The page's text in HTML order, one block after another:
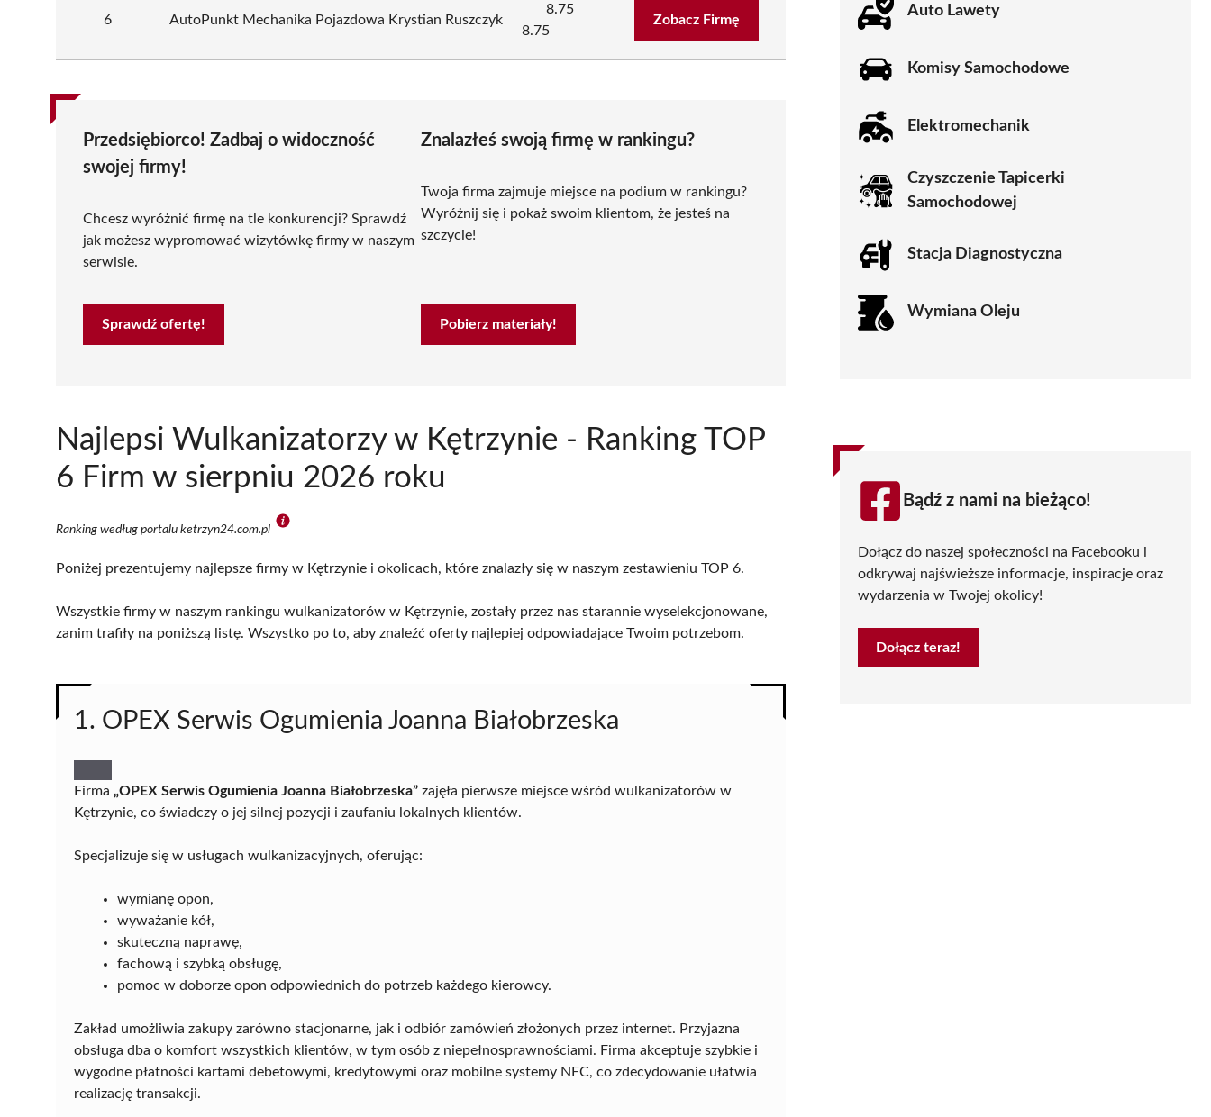
6 AutoPunkt Mechanika Pojazdowa Krystian Ruszczyk
8.75
8.75
Zobacz Firmę
Przedsiębiorco! Zadbaj o widoczność
swojej firmy!
Chcesz wyróżnić firmę na tle konkurencji? Sprawdź
jak możesz wypromować wizytówkę firmy w naszym
serwisie.
Sprawdź ofertę!
Znalazłeś swoją firmę w rankingu?
Twoja firma zajmuje miejsce na podium w rankingu?
Wyróżnij się i pokaż swoim klientom, że jesteś na
szczycie!
Pobierz materiały!
Najlepsi Wulkanizatorzy w Kętrzynie - Ranking TOP
6 Firm w sierpniu 2026 roku
Ranking według portalu ketrzyn24.com.pl
Poniżej prezentujemy najlepsze firmy w Kętrzynie i okolicach, które znalazły się w naszym zestawieniu TOP 6.
Wszystkie firmy w naszym rankingu wulkanizatorów w Kętrzynie, zostały przez nas starannie wyselekcjonowane,
zanim trafiły na poniższą listę. Wszystko po to, aby znaleźć oferty najlepiej odpowiadające Twoim potrzebom.
1. OPEX Serwis Ogumienia Joanna Białobrzeska
Firma „OPEX Serwis Ogumienia Joanna Białobrzeska” zajęła pierwsze miejsce wśród wulkanizatorów w
Kętrzynie, co świadczy o jej silnej pozycji i zaufaniu lokalnych klientów.
Specjalizuje się w usługach wulkanizacyjnych, oferując:
wymianę opon,
wyważanie kół,
skuteczną naprawę,
fachową i szybką obsługę,
pomoc w doborze opon odpowiednich do potrzeb każdego kierowcy.
Zakład umożliwia zakupy zarówno stacjonarne, jak i odbiór zamówień złożonych przez internet. Przyjazna
obsługa dba o komfort wszystkich klientów, w tym osób z niepełnosprawnościami. Firma akceptuje szybkie i
wygodne płatności kartami debetowymi, kredytowymi oraz mobilne systemy NFC, co zdecydowanie ułatwia
realizację transakcji.
Auto Lawety
Komisy Samochodowe
Elektromechanik
Czyszczenie Tapicerki
Samochodowej
Stacja Diagnostyczna
Wymiana Oleju
Bądź z nami na bieżąco!
Dołącz do naszej społeczności na Facebooku i
odkrywaj najświeższe informacje, inspiracje oraz
wydarzenia w Twojej okolicy!
Dołącz teraz!